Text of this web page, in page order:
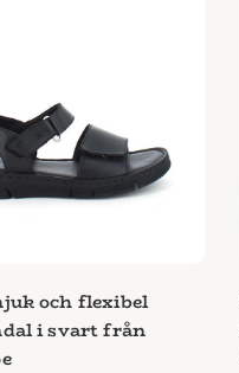
och flexibel
i svart från